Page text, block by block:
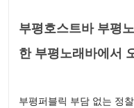
부평호스트바 부평
한 부평노래바에서
부평퍼블릭 부담 없는 정